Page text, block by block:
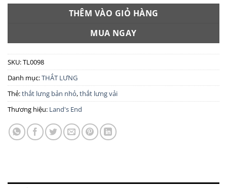
THÊM VÀO GIỎ HÀNG
MUA NGAY
SKU:TL0098
Danh mục:THẮT LƯNG
Thẻ:thắt lưng bản nhỏ,thắt lưng vải
Thương hiệu: Land's End